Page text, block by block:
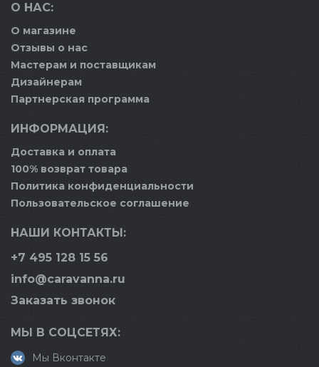
О НАС:
О магазине
Отзывы о нас
Мастерам и поставщикам
Дизайнерам
Партнерская программа
ИНФОРМАЦИЯ:
Доставка и оплата
100% возврат товара
Политика конфиденциальности
Пользовательское соглашение
НАШИ КОНТАКТЫ:
+7 495 128 15 56
info@caravanna.ru
Заказать звонок
МЫ В СОЦСЕТЯХ:
Мы Вконтакте